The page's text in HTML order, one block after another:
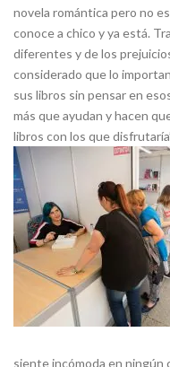
novela romántica pero no
conoce a chico y ya está.
diferentes y de los
considerado que lo
sus libros sin pensar en
más que ayudan y hacen
libros con los que
siente incómoda en ningún